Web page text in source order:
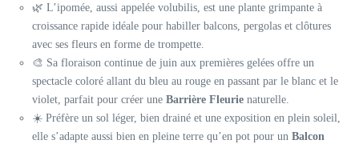
🌿 L’ipomée, aussi appelée volubilis, est une plante grimpante à
croissance rapide idéale pour habiller balcons, pergolas et clôtures
avec ses fleurs en forme de trompette.
🎨 Sa floraison continue de juin aux premières gelées offre un
spectacle coloré allant du bleu au rouge en passant par le blanc et le
violet, parfait pour créer une Barrière Fleurie naturelle.
☀️ Préfère un sol léger, bien drainé et une exposition en plein soleil,
elle s’adapte aussi bien en pleine terre qu’en pot pour un Balcon